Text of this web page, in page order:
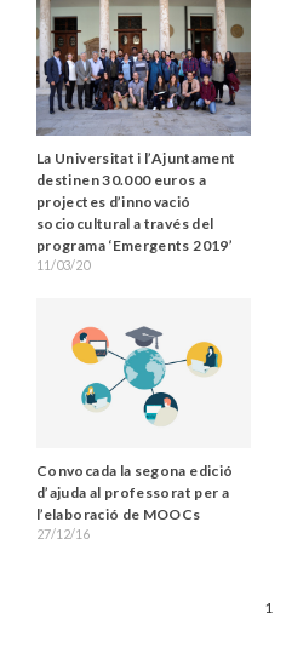
La Universitat i l’Ajuntament
destinen 30.000 euros a
projectes d’innovació
sociocultural a través del
programa ‘Emergents 2019’
11/03/20
Convocada la segona edició
d’ajuda al professorat per a
l’elaboració de MOOCs
27/12/16
1